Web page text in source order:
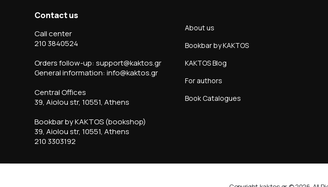
Contact us
Call center
210 3840524
Orders follow-up: support@kaktos.gr
General information: info@kaktos.gr
Central Offices
39, Aiolou str, 10551, Athens
Bookbar by KAKTOS (bookshop)
39, Aiolou str, 10551, Athens
210 3303192
About us
Bookbar by KAKTOS
KAKTOS Blog
For authors
Book Catalogues